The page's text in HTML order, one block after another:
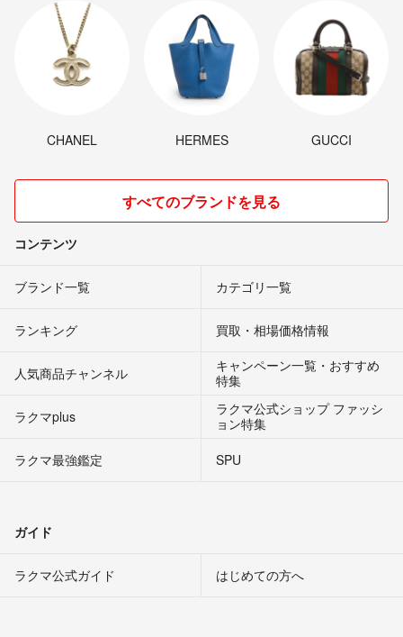
CHANEL HERMES GUCCI
すべてのブランドを見る
コンテンツ
ブランド一覧 カテゴリ一覧
ランキング 買取・相場価格情報
人気商品チャンネル
キャンペーン一覧・おすすめ
特集
ラクマplus
ラクマ公式ショップ ファッシ
ョン特集
ラクマ最強鑑定
SPU
ガイド
ラクマ公式ガイド はじめての方へ